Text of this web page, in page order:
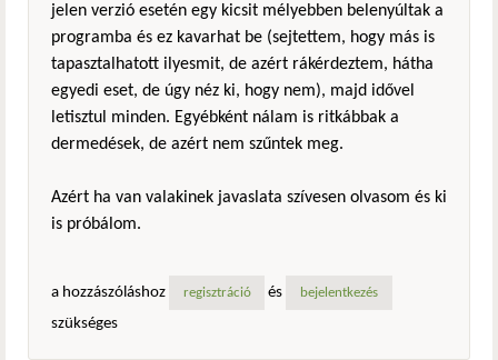
jelen verzió esetén egy kicsit mélyebben belenyúltak a
programba és ez kavarhat be (sejtettem, hogy más is
tapasztalhatott ilyesmit, de azért rákérdeztem, hátha
egyedi eset, de úgy néz ki, hogy nem), majd idővel
letisztul minden. Egyébként nálam is ritkábbak a
dermedések, de azért nem szűntek meg.
Azért ha van valakinek javaslata szívesen olvasom és ki
is próbálom.
a hozzászóláshoz regisztráció és bejelentkezés
szükséges